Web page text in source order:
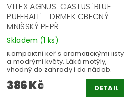
VITEX AGNUS-CASTUS 'BLUE
PUFFBALL' - DRMEK OBECNÝ -
MNIŠSKÝ PEPŘ
Skladem (1 ks)
Kompaktní keř s aromatickými listy
a modrými květy. Láká motýly,
vhodný do zahrady i do nádob.
386 Kč DETAIL